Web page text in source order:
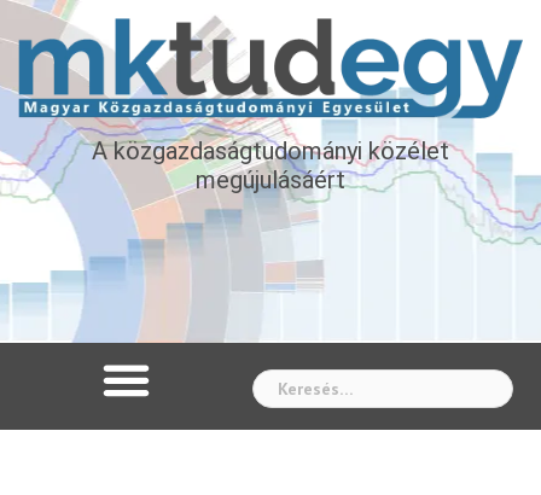
A közgazdaságtudományi közélet
megújulásáért